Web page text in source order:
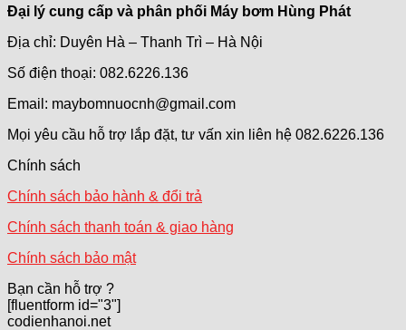
Đại lý cung cấp và phân phối Máy bơm Hùng Phát
Địa chỉ: Duyên Hà – Thanh Trì – Hà Nội
Số điện thoại: 082.6226.136
Email: maybomnuocnh@gmail.com
Mọi yêu cầu hỗ trợ lắp đặt, tư vấn xin liên hệ 082.6226.136
Chính sách
Chính sách bảo hành & đổi trả
Chính sách thanh toán & giao hàng
Chính sách bảo mật
Bạn cần hỗ trợ ?
[fluentform id="3"]
codienhanoi.net